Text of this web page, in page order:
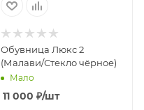
Обувница Люкс 2
(Малави/Стекло чёрное)
Мало
11 000 ₽/шт